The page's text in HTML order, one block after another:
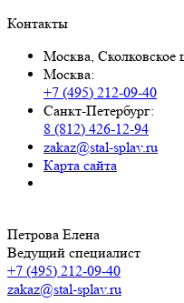
Контакты
Москва, Сколковское
Москва:
+7 (495) 212-09-40
Санкт-Петербург:
8 (812) 426-12-94
zakaz@stal-splav.ru
Карта сайта
Петрова Елена
Ведущий специалист
+7 (495) 212-09-40
zakaz@stal-splav.ru